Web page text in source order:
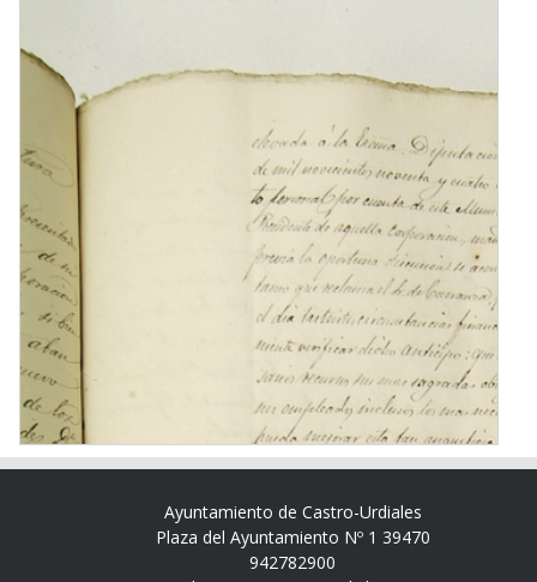
Ayuntamiento de Castro-Urdiales
Plaza del Ayuntamiento Nº 1 39470
942782900